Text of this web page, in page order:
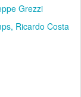
Grezzi
Ricardo Costa